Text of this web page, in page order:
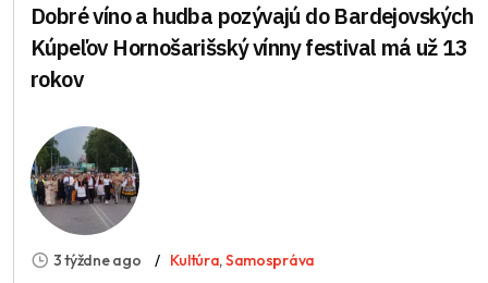
Dobré víno a hudba pozývajú do Bardejovských
Kúpeľov Hornošarišský vínny festival má už 13
rokov
3 týždne ago Kultúra,Samospráva